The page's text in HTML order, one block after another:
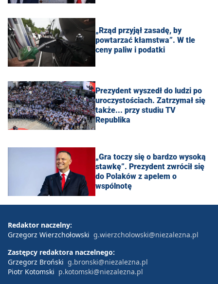
„Rząd przyjął zasadę, by
powtarzać kłamstwa”. W tle
ceny paliw i podatki
Prezydent wyszedł do ludzi po
uroczystościach. Zatrzymał się
także... przy studiu TV
Republika
„Gra toczy się o bardzo wysoką
stawkę”. Prezydent zwrócił się
do Polaków z apelem o
wspólnotę
Redaktor naczelny:
Grzegorz Wierzchołowski g.wierzcholowski@niezalezna.pl
Zastępcy redaktora naczelnego:
Grzegorz Broński g.bronski@niezalezna.pl
Piotr Kotomski p.kotomski@niezalezna.pl